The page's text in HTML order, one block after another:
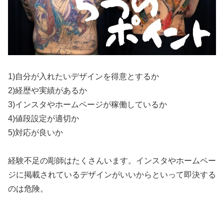
1)自分が入れたいデザインを得意とするか
2)経歴や実績があるか
3)インスタやホームページが稼働しているか
4)値段設定が適切か
5)対応が良いか
経験不足の彫師はたくさんいます。インスタやホームペー
ジに掲載されているデザインがいいからといって即決する
のは危険。